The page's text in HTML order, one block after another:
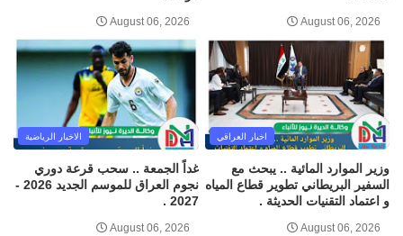
August 06, 2026
August 06, 2026
اخبار العراقي
وزير الموارد المائية .. يبحث مع
السفير البريطاني تطوير قطاع المياه
و اعتماد التقنيات الحديثة .
August 06, 2026
الاخبار الرياضية
غداً الجمعة .. سحب قرعة دوري
نجوم العراق للموسم الجديد 2026 -
2027 .
August 06, 2026